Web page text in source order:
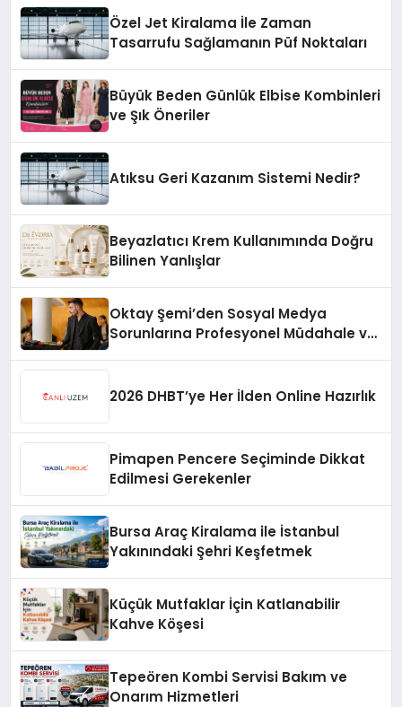
Özel Jet Kiralama İle Zaman
Tasarrufu Sağlamanın Püf Noktaları
Büyük Beden Günlük Elbise Kombinleri
ve Şık Öneriler
Atıksu Geri Kazanım Sistemi Nedir?
Beyazlatıcı Krem Kullanımında Doğru
Bilinen Yanlışlar
Oktay Şemi’den Sosyal Medya
Sorunlarına Profesyonel Müdahale ve
2026 DHBT’ye Her İlden Online Hazırlık
Pimapen Pencere Seçiminde Dikkat
Edilmesi Gerekenler
Bursa Araç Kiralama ile İstanbul
Yakınındaki Şehri Keşfetmek
Küçük Mutfaklar İçin Katlanabilir
Kahve Köşesi
Tepeören Kombi Servisi Bakım ve
Onarım Hizmetleri